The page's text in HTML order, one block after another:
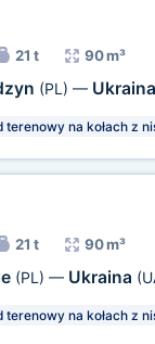
21 t 90 m³
(PL) —
terenowy na kołach z
21 t 90 m³
(PL) — Ukraina
terenowy na kołach z